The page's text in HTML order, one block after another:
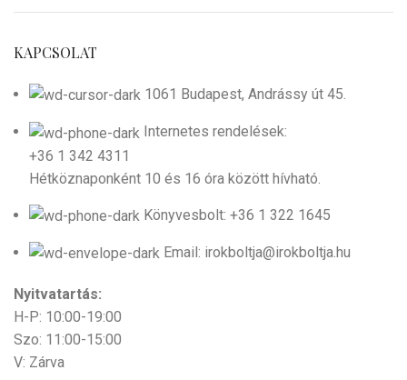
KAPCSOLAT
1061 Budapest, Andrássy út 45.
Internetes rendelések:
+36 1 342 4311
Hétköznaponként 10 és 16 óra között hívható.
Könyvesbolt: +36 1 322 1645
Email: irokboltja@irokboltja.hu
Nyitvatartás:
H-P: 10:00-19:00
Szo: 11:00-15:00
V: Zárva